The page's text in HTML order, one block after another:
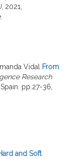
, 2021,
Vidal
From
Research
pp.27-36,
and Soft